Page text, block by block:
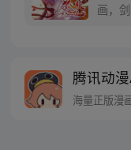
画，
腾讯动
海量正版漫